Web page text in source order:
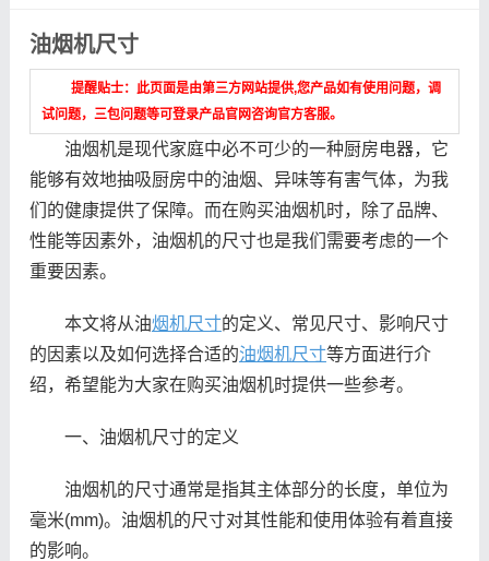
油烟机尺寸
提醒贴士：此页面是由第三方网站提供,您产品如有使用问题，调
试问题，三包问题等可登录产品官网咨询官方客服。
油烟机是现代家庭中必不可少的一种厨房电器，它
能够有效地抽吸厨房中的油烟、异味等有害气体，为我
们的健康提供了保障。而在购买油烟机时，除了品牌、
性能等因素外，油烟机的尺寸也是我们需要考虑的一个
重要因素。
本文将从油烟机尺寸的定义、常见尺寸、影响尺寸
的因素以及如何选择合适的油烟机尺寸等方面进行介
绍，希望能为大家在购买油烟机时提供一些参考。
一、油烟机尺寸的定义
油烟机的尺寸通常是指其主体部分的长度，单位为
毫米(mm)。油烟机的尺寸对其性能和使用体验有着直接
的影响。